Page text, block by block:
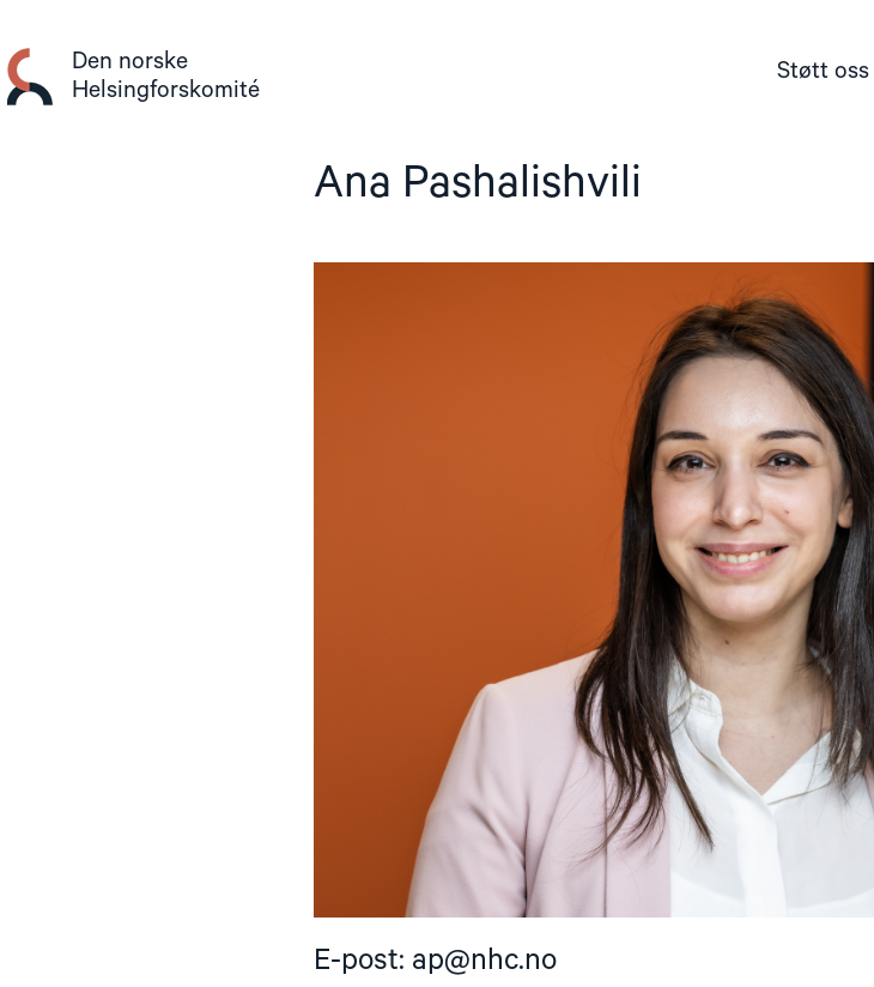
innhold
Den norske
Helsingforskomité
Støtt oss
Ana Pashalishvili
E-post: ap@nhc.no